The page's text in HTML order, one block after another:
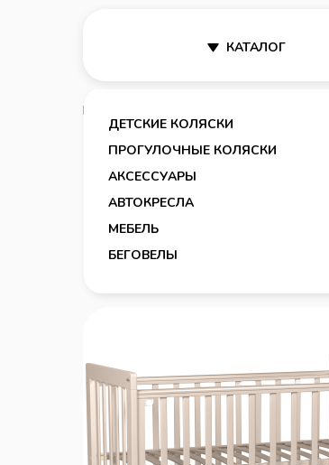
КАТАЛОГ
БЕГОВЕЛЫ
МЕБЕЛЬ
АВТОКРЕСЛА
АКСЕССУАРЫ
ПРОГУЛОЧНЫЕ КОЛЯСКИ
ДЕТСКИЕ КОЛЯСКИ
Главная /